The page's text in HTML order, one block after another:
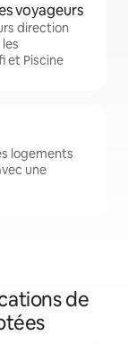
voyageurs
direction
et Piscine
logements
une
de